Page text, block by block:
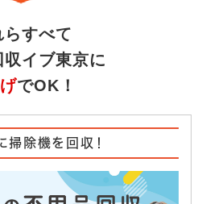
らすべて
イブ東京に
でOK！
掃除機を回収！